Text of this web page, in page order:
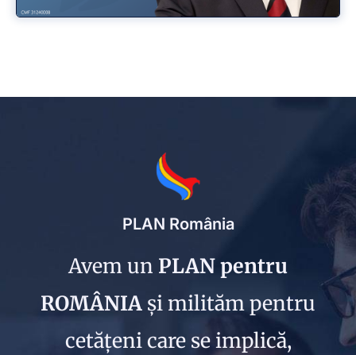
PLAN România
Avem un PLAN pentru
ROMÂNIA și milităm pentru
cetățeni care se implică,